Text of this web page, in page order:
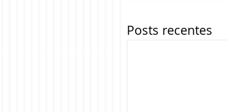
Posts recentes